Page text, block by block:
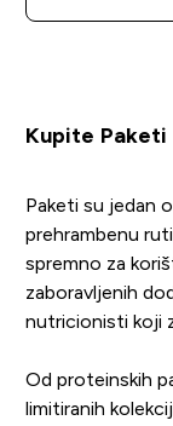
Kupite
Paketi su jedan
prehrambenu
spremno za
zaboravljenih
nutricionisti koji
Od proteinskih
limitiranih